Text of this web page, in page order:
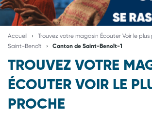
Accueil
Trouvez votre magasin Écouter Voir le
Saint-Benoît
Canton de Saint-Benoît-1
TROUVEZ VOTRE
ÉCOUTER VOIR LE
PROCHE